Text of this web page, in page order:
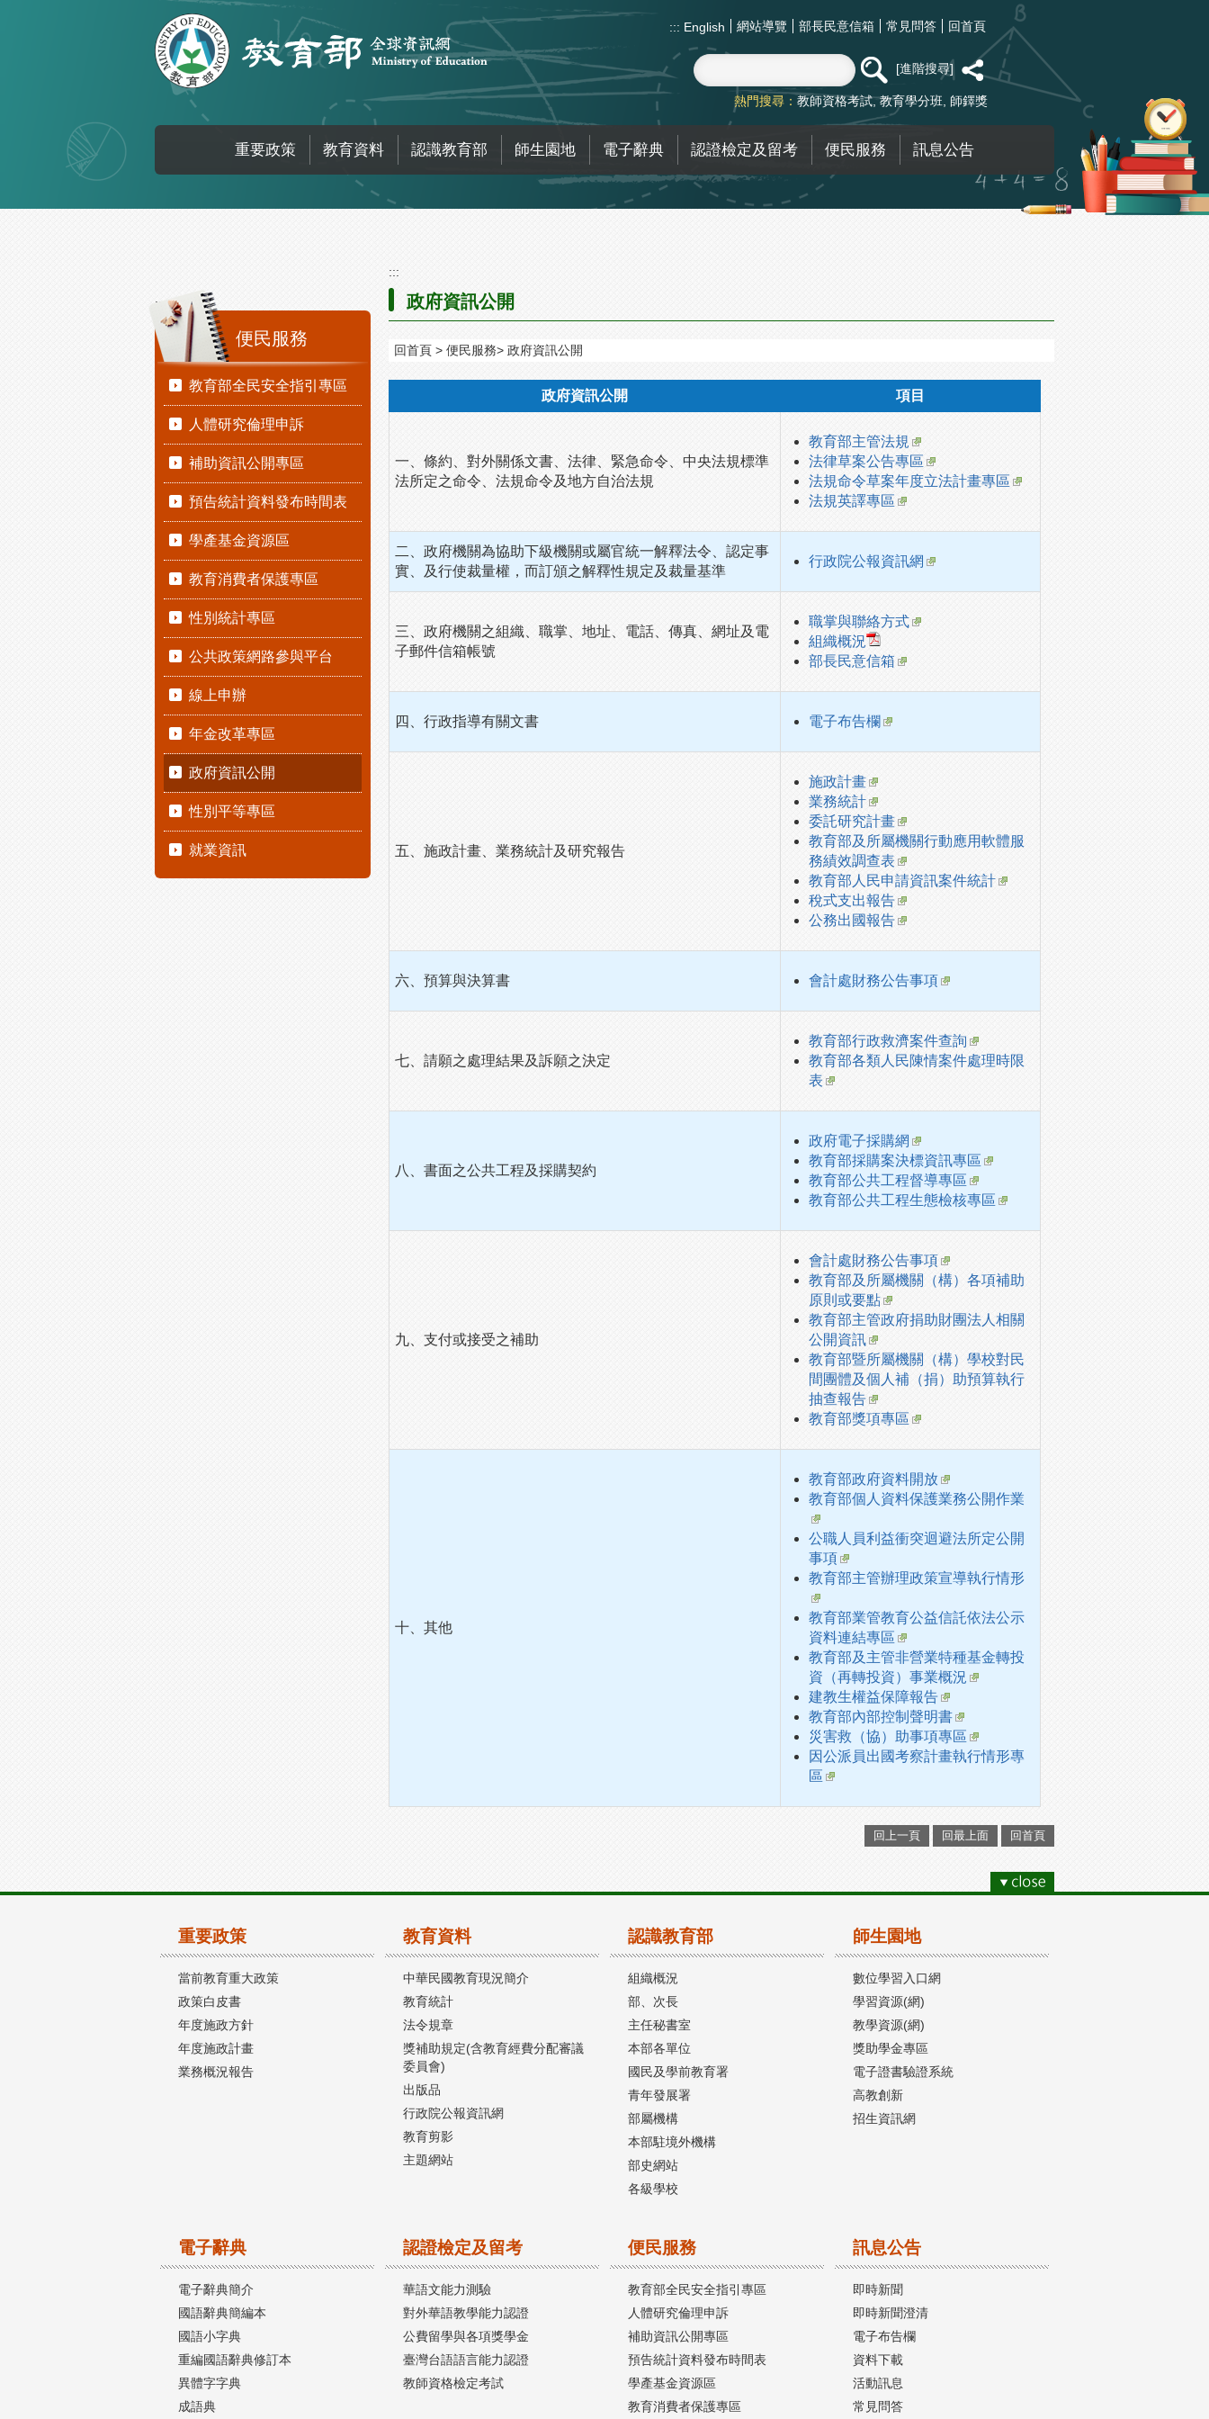
::: English 網站導覽 部長民意信箱 常見問答 回首頁
進階搜尋
熱門搜尋： 教師資格考試 教育學分班 師鐸獎
重要政策 教育資料 認識教育部 師生園地 電子辭典 認證檢定及留考 便民服務 訊息公告
:::
便民服務
教育部全民安全指引專區
人體研究倫理申訴
補助資訊公開專區
預告統計資料發布時間表
學產基金資源區
教育消費者保護專區
性別統計專區
公共政策網路參與平台
線上申辦
年金改革專區
政府資訊公開
性別平等專區
就業資訊
:::
政府資訊公開
回首頁 便民服務 政府資訊公開
政府資訊公開 項目
一、條約、對外關係文書、法律、緊急命令、中央法規標準
法所定之命令、法規命令及地方自治法規
教育部主管法規
法律草案公告專區
法規命令草案年度立法計畫專區
法規英譯專區
二、政府機關為協助下級機關或屬官統一解釋法令、認定事
實、及行使裁量權，而訂頒之解釋性規定及裁量基準
行政院公報資訊網
三、政府機關之組織、職掌、地址、電話、傳真、網址及電
子郵件信箱帳號
職掌與聯絡方式
組織概況
部長民意信箱
四、行政指導有關文書 電子布告欄
五、施政計畫、業務統計及研究報告
施政計畫
業務統計
委託研究計畫
教育部及所屬機關行動應用軟體服
務績效調查表
教育部人民申請資訊案件統計
稅式支出報告
公務出國報告
六、預算與決算書 會計處財務公告事項
七、請願之處理結果及訴願之決定
教育部行政救濟案件查詢
教育部各類人民陳情案件處理時限
表
八、書面之公共工程及採購契約
政府電子採購網
教育部採購案決標資訊專區
教育部公共工程督導專區
教育部公共工程生態檢核專區
九、支付或接受之補助
會計處財務公告事項
教育部及所屬機關（構）各項補助
原則或要點
教育部主管政府捐助財團法人相關
公開資訊
教育部暨所屬機關（構）學校對民
間團體及個人補（捐）助預算執行
抽查報告
教育部獎項專區
十、其他
教育部政府資料開放
教育部個人資料保護業務公開作業
公職人員利益衝突迴避法所定公開
事項
教育部主管辦理政策宣導執行情形
教育部業管教育公益信託依法公示
資料連結專區
教育部及主管非營業特種基金轉投
資（再轉投資）事業概況
建教生權益保障報告
教育部內部控制聲明書
災害救（協）助事項專區
因公派員出國考察計畫執行情形專
區
回上一頁 回最上面 回首頁
重要政策
當前教育重大政策
政策白皮書
年度施政方針
年度施政計畫
業務概況報告
教育資料
中華民國教育現況簡介
教育統計
法令規章
獎補助規定(含教育經費分配審議
委員會)
出版品
行政院公報資訊網
教育剪影
主題網站
認識教育部
組織概況
部、次長
主任秘書室
本部各單位
國民及學前教育署
青年發展署
部屬機構
本部駐境外機構
部史網站
各級學校
師生園地
數位學習入口網
學習資源(網)
教學資源(網)
獎助學金專區
電子證書驗證系統
高教創新
招生資訊網
電子辭典
電子辭典簡介
國語辭典簡編本
國語小字典
重編國語辭典修訂本
異體字字典
成語典
認證檢定及留考
華語文能力測驗
對外華語教學能力認證
公費留學與各項獎學金
臺灣台語語言能力認證
教師資格檢定考試
便民服務
教育部全民安全指引專區
人體研究倫理申訴
補助資訊公開專區
預告統計資料發布時間表
學產基金資源區
教育消費者保護專區
訊息公告
即時新聞
即時新聞澄清
電子布告欄
資料下載
活動訊息
常見問答